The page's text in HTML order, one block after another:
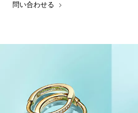
問い合わせる